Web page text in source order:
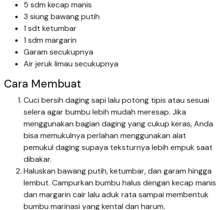
5 sdm kecap manis
3 siung bawang putih
1 sdt ketumbar
1 sdm margarin
Garam secukupnya
Air jeruk limau secukupnya
Cara Membuat
Cuci bersih daging sapi lalu potong tipis atau sesuai
selera agar bumbu lebih mudah meresap. Jika
menggunakan bagian daging yang cukup keras, Anda
bisa memukulnya perlahan menggunakan alat
pemukul daging supaya teksturnya lebih empuk saat
dibakar.
Haluskan bawang putih, ketumbar, dan garam hingga
lembut. Campurkan bumbu halus dengan kecap manis
dan margarin cair lalu aduk rata sampai membentuk
bumbu marinasi yang kental dan harum.